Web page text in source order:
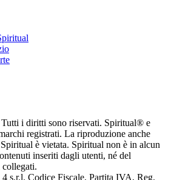
i diritti sono riservati. Spiritual® e
registrati. La riproduzione anche
è vietata. Spiritual non è in alcun
inseriti dagli utenti, né del
collegati.
s.r.l. Codice Fiscale, Partita IVA, Reg.